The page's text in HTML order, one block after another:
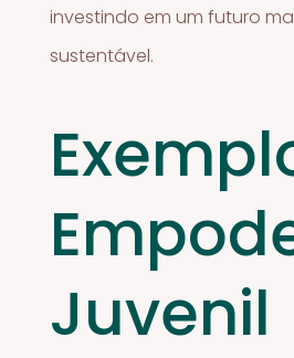
investindo em um futuro
sustentável.
Juvenil